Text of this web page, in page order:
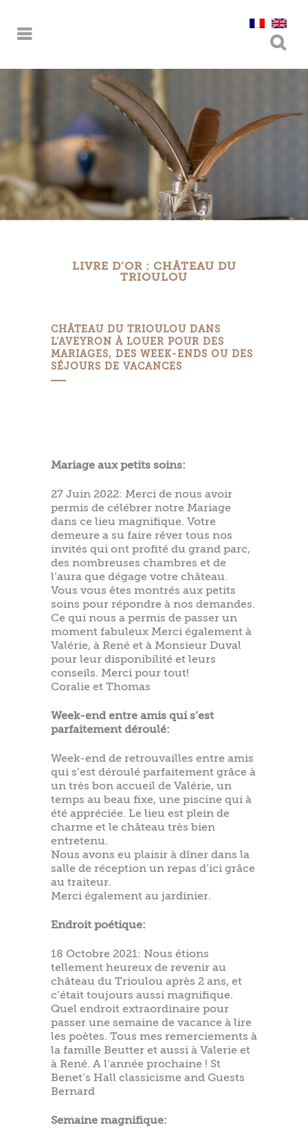
LIVRE D’OR : CHÂTEAU DU
TRIOULOU
CHÂTEAU DU TRIOULOU DANS
L’AVEYRON À LOUER POUR DES
MARIAGES, DES WEEK-ENDS OU DES
SÉJOURS DE VACANCES
Mariage aux petits soins:
27 Juin 2022: Merci de nous avoir
permis de célébrer notre Mariage
dans ce lieu magnifique. Votre
demeure a su faire rêver tous nos
invités qui ont profité du grand parc,
des nombreuses chambres et de
l’aura que dégage votre château.
Vous vous êtes montrés aux petits
soins pour répondre à nos demandes.
Ce qui nous a permis de passer un
moment fabuleux Merci également à
Valérie, à René et à Monsieur Duval
pour leur disponibilité et leurs
conseils. Merci pour tout!
Coralie et Thomas
Week-end entre amis qui s’est
parfaitement déroulé:
Week-end de retrouvailles entre amis
qui s’est déroulé parfaitement grâce à
un très bon accueil de Valérie, un
temps au beau fixe, une piscine qui à
été appréciée. Le lieu est plein de
charme et le château très bien
entretenu.
Nous avons eu plaisir à dîner dans la
salle de réception un repas d’ici grâce
au traiteur.
Merci également au jardinier.
Endroit poétique:
18 Octobre 2021: Nous étions
tellement heureux de revenir au
château du Trioulou après 2 ans, et
c’était toujours aussi magnifique.
Quel endroit extraordinaire pour
passer une semaine de vacance à lire
les poètes. Tous mes remerciements à
la famille Beutter et aussi à Valerie et
à René. A l’année prochaine ! St
Benet’s Hall classicisme and Guests
Bernard
Semaine magnifique: